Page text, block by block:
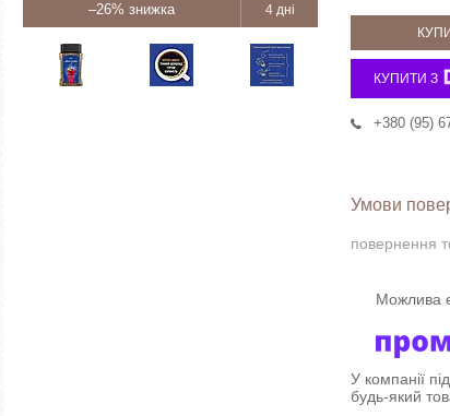
–26% 4 дні
КУПИТИ З
+380 (95)
повернення
У компанії
будь-який